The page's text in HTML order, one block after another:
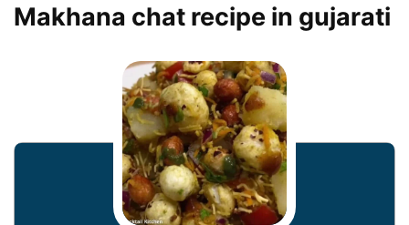
Makhana chat recipe in gujarati